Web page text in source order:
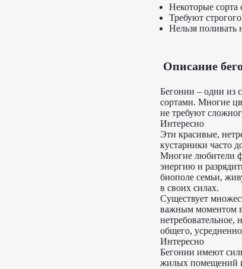
Некоторые сорта
Требуют
Нельзя поливать
Описание
Бегонии – одни из
сортами. Многие
не требуют
Интересно
Эти красивые,
кустарники часто
Многие любители
энергию и
биополе семьи,
в своих силах.
Существует
важным моментом в
нетребовательное,
общего,
Интересно
Бегонии имеют
жилых помещений